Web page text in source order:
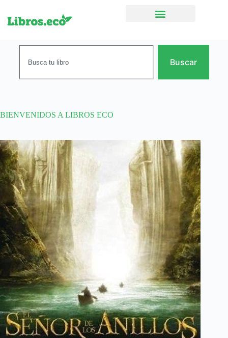
Buscar
BIENVENIDOS A LIBROS ECO